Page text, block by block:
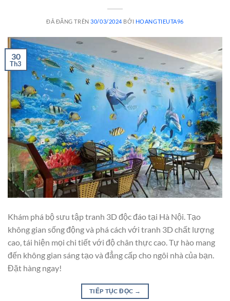
ĐÃ ĐĂNG TRÊN30/03/2024 BỞI HOANGTIEUTA96
30
Th3
Khám phá bộ sưu tập tranh 3D độc đáo tại Hà Nội. Tạo
không gian sống động và phá cách với tranh 3D chất lượng
cao, tái hiện mọi chi tiết với độ chân thực cao. Tự hào mang
đến không gian sáng tạo và đẳng cấp cho ngôi nhà của bạn.
Đặt hàng ngay!
TIẾP TỤC ĐỌC →